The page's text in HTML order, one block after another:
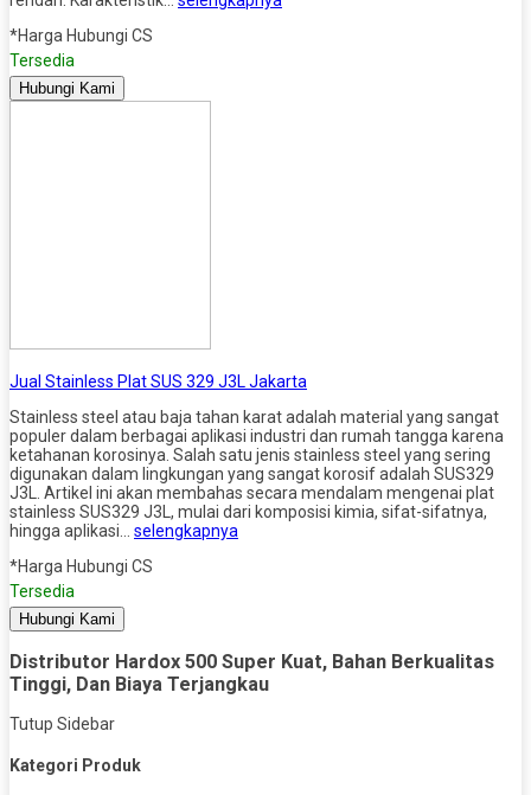
*Harga Hubungi CS
Tersedia
Hubungi Kami
Jual Stainless Plat SUS 329 J3L Jakarta
Stainless steel atau baja tahan karat adalah material yang sangat
populer dalam berbagai aplikasi industri dan rumah tangga karena
ketahanan korosinya. Salah satu jenis stainless steel yang sering
digunakan dalam lingkungan yang sangat korosif adalah SUS329
J3L. Artikel ini akan membahas secara mendalam mengenai plat
stainless SUS329 J3L, mulai dari komposisi kimia, sifat-sifatnya,
hingga aplikasi… selengkapnya
*Harga Hubungi CS
Tersedia
Hubungi Kami
Distributor Hardox 500 Super Kuat, Bahan Berkualitas
Tinggi, Dan Biaya Terjangkau
Tutup Sidebar
Kategori Produk